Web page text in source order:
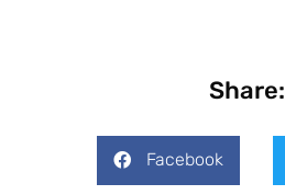
Share:
Facebook